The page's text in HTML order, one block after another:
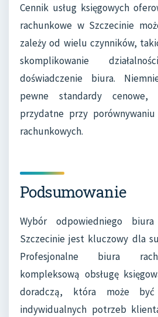
Cennik usług księgowych
rachunkowe w Szczecinie
zależy od wielu czynników,
skomplikowanie
doświadczenie biura.
pewne standardy
przydatne przy
rachunkowych.
Podsumowanie
Wybór odpowiedniego
Szczecinie jest kluczowy dla
Profesjonalne biura
kompleksową obsługę
doradczą, która może być
indywidualnych potrzeb